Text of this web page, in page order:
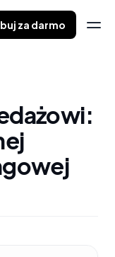
za darmo